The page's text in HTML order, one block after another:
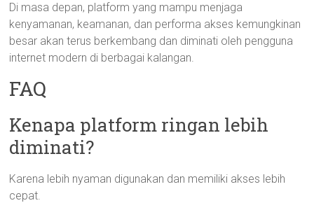
Di masa depan, platform yang mampu menjaga
kenyamanan, keamanan, dan performa akses kemungkinan
besar akan terus berkembang dan diminati oleh pengguna
internet modern di berbagai kalangan.
FAQ
Kenapa platform ringan lebih
diminati?
Karena lebih nyaman digunakan dan memiliki akses lebih
cepat.